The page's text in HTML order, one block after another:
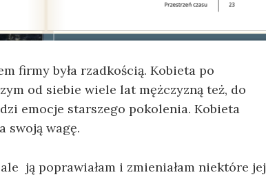
firmy była rzadkością. Kobieta po
od siebie wiele lat mężczyzną też, do
emocje starszego pokolenia. Kobieta
swoją wagę.
ją poprawiałam i zmieniałam niektóre jej